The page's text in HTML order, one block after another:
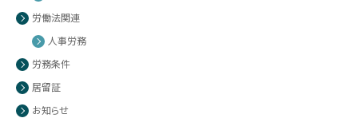
労働法関連
人事労務
労務条件
居留証
お知らせ